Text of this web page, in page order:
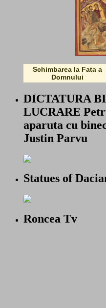
Schimbarea la Fata a
Domnului
DICTATURA
LUCRARE
aparuta cu
Justin Parvu
Statues of
Roncea Tv